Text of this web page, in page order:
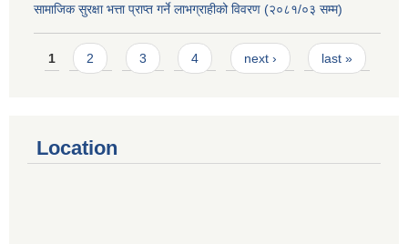
सामाजिक सुरक्षा भत्ता प्राप्त गर्ने लाभग्राहीको विवरण (२०८१/०३ सम्म)
Pages
1 2 3 4 next › last »
Location